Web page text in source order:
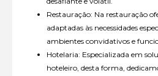
Restauração: Na restauração
adaptadas às necessidades
ambientes convidativos e
Hotelaria: Especializada em
hoteleiro, desta forma,